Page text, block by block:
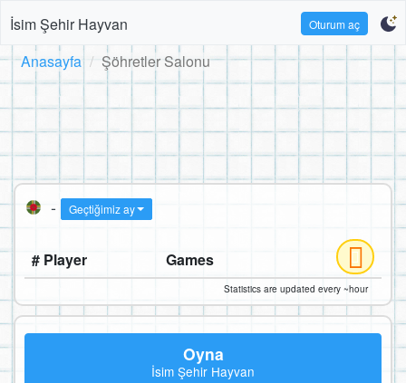
İsim Şehir Hayvan Oturum aç
Anasayfa Şöhretler Salonu
- Geçtiğimiz ay
# Player Games
Statistics are updated every ~hour
Oyna
İsim Şehir Hayvan